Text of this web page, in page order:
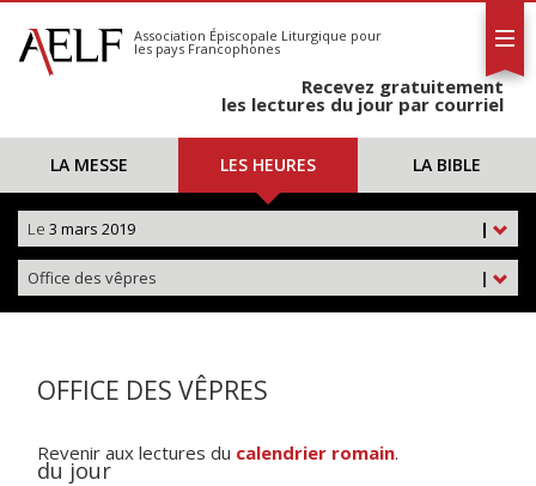
S'abonner
Calendrier
Association Épiscopale Liturgique pour
les pays Francophones
Recevez gratuitement
les lectures du jour par courriel
LA MESSE LES HEURES LA BIBLE
|
Le 3 mars 2019
|
Office des vêpres
OFFICE DES VÊPRES
Revenir aux lectures du calendrier romain.
du jour